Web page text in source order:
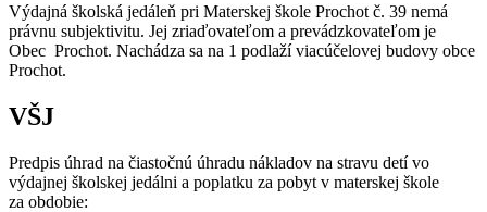
Výdajná školská jedáleň pri Materskej škole Prochot č. 39 nemá
právnu subjektivitu. Jej zriaďovateľom a prevádzkovateľom je
Obec Prochot. Nachádza sa na 1 podlaží viacúčelovej budovy obce
Prochot.
VŠJ
Predpis úhrad na čiastočnú úhradu nákladov na stravu detí vo
výdajnej školskej jedálni a poplatku za pobyt v materskej škole
za obdobie: